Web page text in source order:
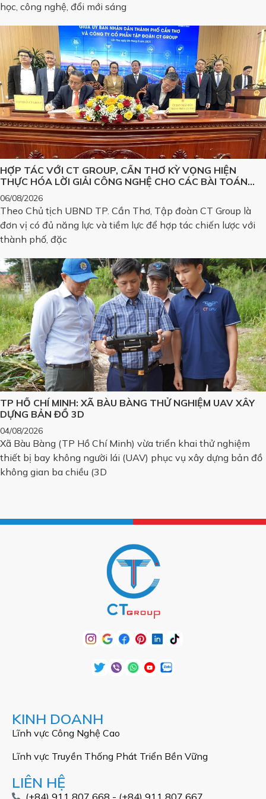
học, công nghệ, đổi mới sáng
HỢP TÁC VỚI CT GROUP, CẦN THƠ KỲ VỌNG HIỆN
THỰC HÓA LỜI GIẢI CÔNG NGHỆ CHO CÁC BÀI TOÁN
LỚN
06/08/2026
Theo Chủ tịch UBND TP. Cần Thơ, Tập đoàn CT Group là
đơn vị có đủ năng lực và tiềm lực để hợp tác chiến lược với
thành phố, đặc
TP HỒ CHÍ MINH: XÃ BÀU BÀNG THỬ NGHIỆM UAV XÂY
DỰNG BẢN ĐỒ 3D
04/08/2026
Xã Bàu Bàng (TP Hồ Chí Minh) vừa triển khai thử nghiệm
thiết bị bay không người lái (UAV) phục vụ xây dựng bản đồ
không gian ba chiều (3D
KINH DOANH
Lĩnh vực Công Nghệ Cao
Lĩnh vực Truyền Thống Phát Triển Bền Vững
LIÊN HỆ
(+84) 911 807 668 - (+84) 911 807 667